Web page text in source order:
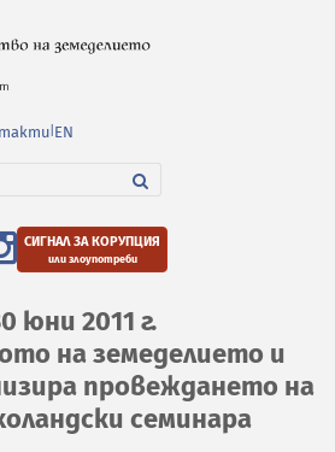
EN
СИГНАЛ ЗА КОРУПЦИЯ
или злоупотреби
юни 2011 г.
на земеделието и
провеждането на
семинара